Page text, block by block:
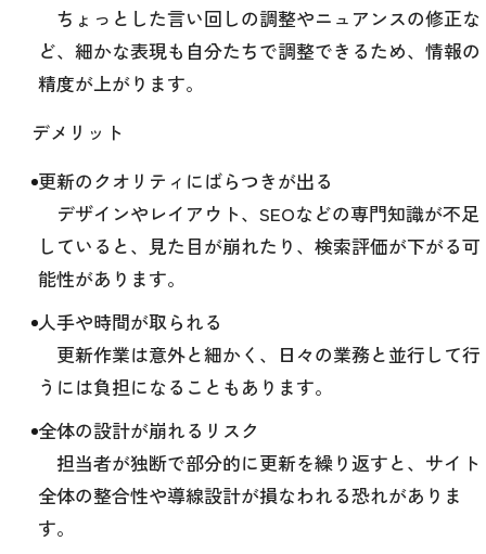
ちょっとした言い回しの調整やニュアンスの修正な
ど、細かな表現も自分たちで調整できるため、情報の
精度が上がります。
デメリット
更新のクオリティにばらつきが出る
デザインやレイアウト、SEOなどの専門知識が不足
していると、見た目が崩れたり、検索評価が下がる可
能性があります。
人手や時間が取られる
更新作業は意外と細かく、日々の業務と並行して行
うには負担になることもあります。
全体の設計が崩れるリスク
担当者が独断で部分的に更新を繰り返すと、サイト
全体の整合性や導線設計が損なわれる恐れがありま
す。